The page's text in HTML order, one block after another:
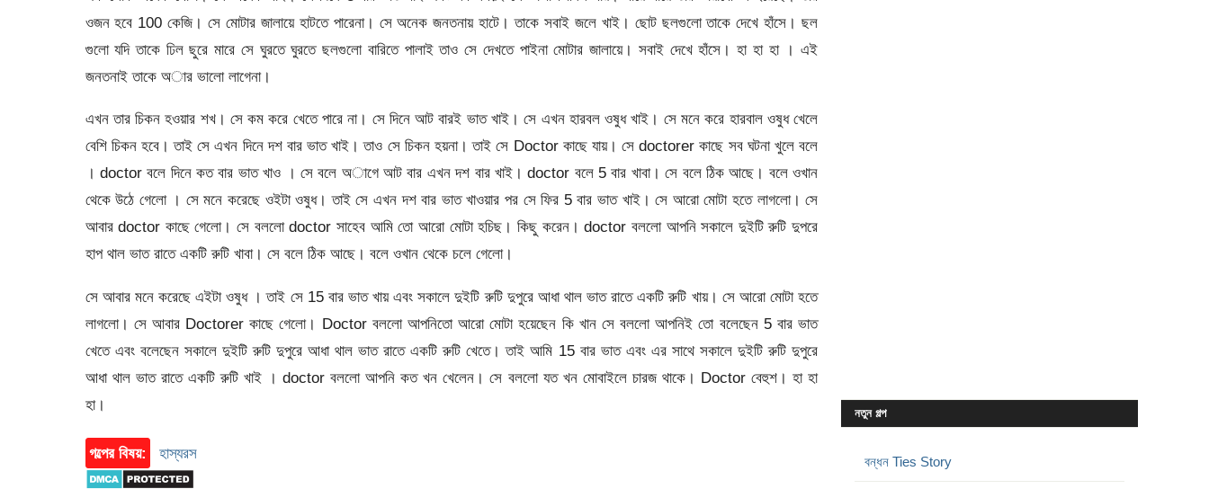
ওজন হবে 100 কেজি। সে মোটার জালায়ে হাটতে পারেনা। সে অনেক জনতনায় হাটে। তাকে সবাই জলে খাই। ছোট ছলগুলো তাকে দেখে হাঁসে। ছল
গুলো যদি তাকে ঢিল ছুরে মারে সে ঘুরতে ঘুরতে ছলগুলো বারিতে পালাই তাও সে দেখতে পাইনা মোটার জালায়ে। সবাই দেখে হাঁসে। হা হা হা । এই
জনতনাই তাকে অার ভালো লাগেনা।
এখন তার চিকন হওয়ার শখ। সে কম করে খেতে পারে না। সে দিনে আট বারই ভাত খাই। সে এখন হারবল ওষুধ খাই। সে মনে করে হারবাল ওষুধ খেলে
বেশি চিকন হবে। তাই সে এখন দিনে দশ বার ভাত খাই। তাও সে চিকন হয়না। তাই সে Doctor কাছে যায়। সে doctorer কাছে সব ঘটনা খুলে বলে
। doctor বলে দিনে কত বার ভাত খাও । সে বলে অাগে আট বার এখন দশ বার খাই। doctor বলে 5 বার খাবা। সে বলে ঠিক আছে। বলে ওখান
থেকে উঠে গেলো । সে মনে করেছে ওইটা ওষুধ। তাই সে এখন দশ বার ভাত খাওয়ার পর সে ফির 5 বার ভাত খাই। সে আরো মোটা হতে লাগলো। সে
আবার doctor কাছে গেলো। সে বললো doctor সাহেব আমি তো আরো মোটা হচিছ। কিছু করেন। doctor বললো আপনি সকালে দুইটি রুটি দুপরে
হাপ থাল ভাত রাতে একটি রুটি খাবা। সে বলে ঠিক আছে। বলে ওখান থেকে চলে গেলো।
সে আবার মনে করেছে এইটা ওষুধ । তাই সে 15 বার ভাত খায় এবং সকালে দুইটি রুটি দুপুরে আধা থাল ভাত রাতে একটি রুটি খায়। সে আরো মোটা হতে
লাগলো। সে আবার Doctorer কাছে গেলো। Doctor বললো আপনিতো আরো মোটা হয়েছেন কি খান সে বললো আপনিই তো বলেছেন 5 বার ভাত
খেতে এবং বলেছেন সকালে দুইটি রুটি দুপুরে আধা থাল ভাত রাতে একটি রুটি খেতে। তাই আমি 15 বার ভাত এবং এর সাথে সকালে দুইটি রুটি দুপুরে
আধা থাল ভাত রাতে একটি রুটি খাই । doctor বললো আপনি কত খন খেলেন। সে বললো যত খন মোবাইলে চারজ থাকে। Doctor বেহুশ। হা হা
হা।
গল্পের বিষয়: হাস্যরস
নতুন গল্প
বন্ধন Ties Story